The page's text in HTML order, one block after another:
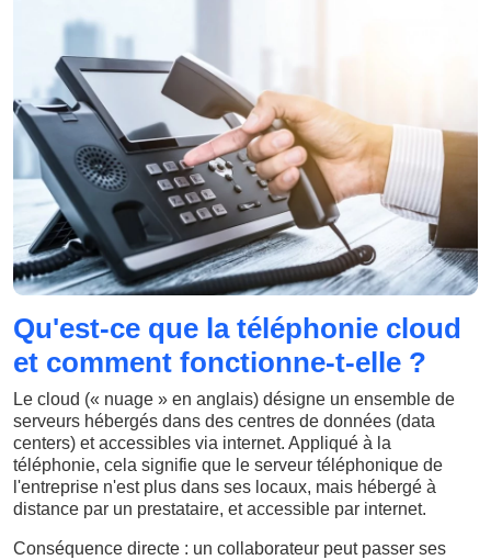
Qu'est-ce que la téléphonie cloud
et comment fonctionne-t-elle ?
Le cloud (« nuage » en anglais) désigne un ensemble de
serveurs hébergés dans des centres de données (data
centers) et accessibles via internet. Appliqué à la
téléphonie, cela signifie que le serveur téléphonique de
l'entreprise n'est plus dans ses locaux, mais hébergé à
distance par un prestataire, et accessible par internet.
Conséquence directe : un collaborateur peut passer ses